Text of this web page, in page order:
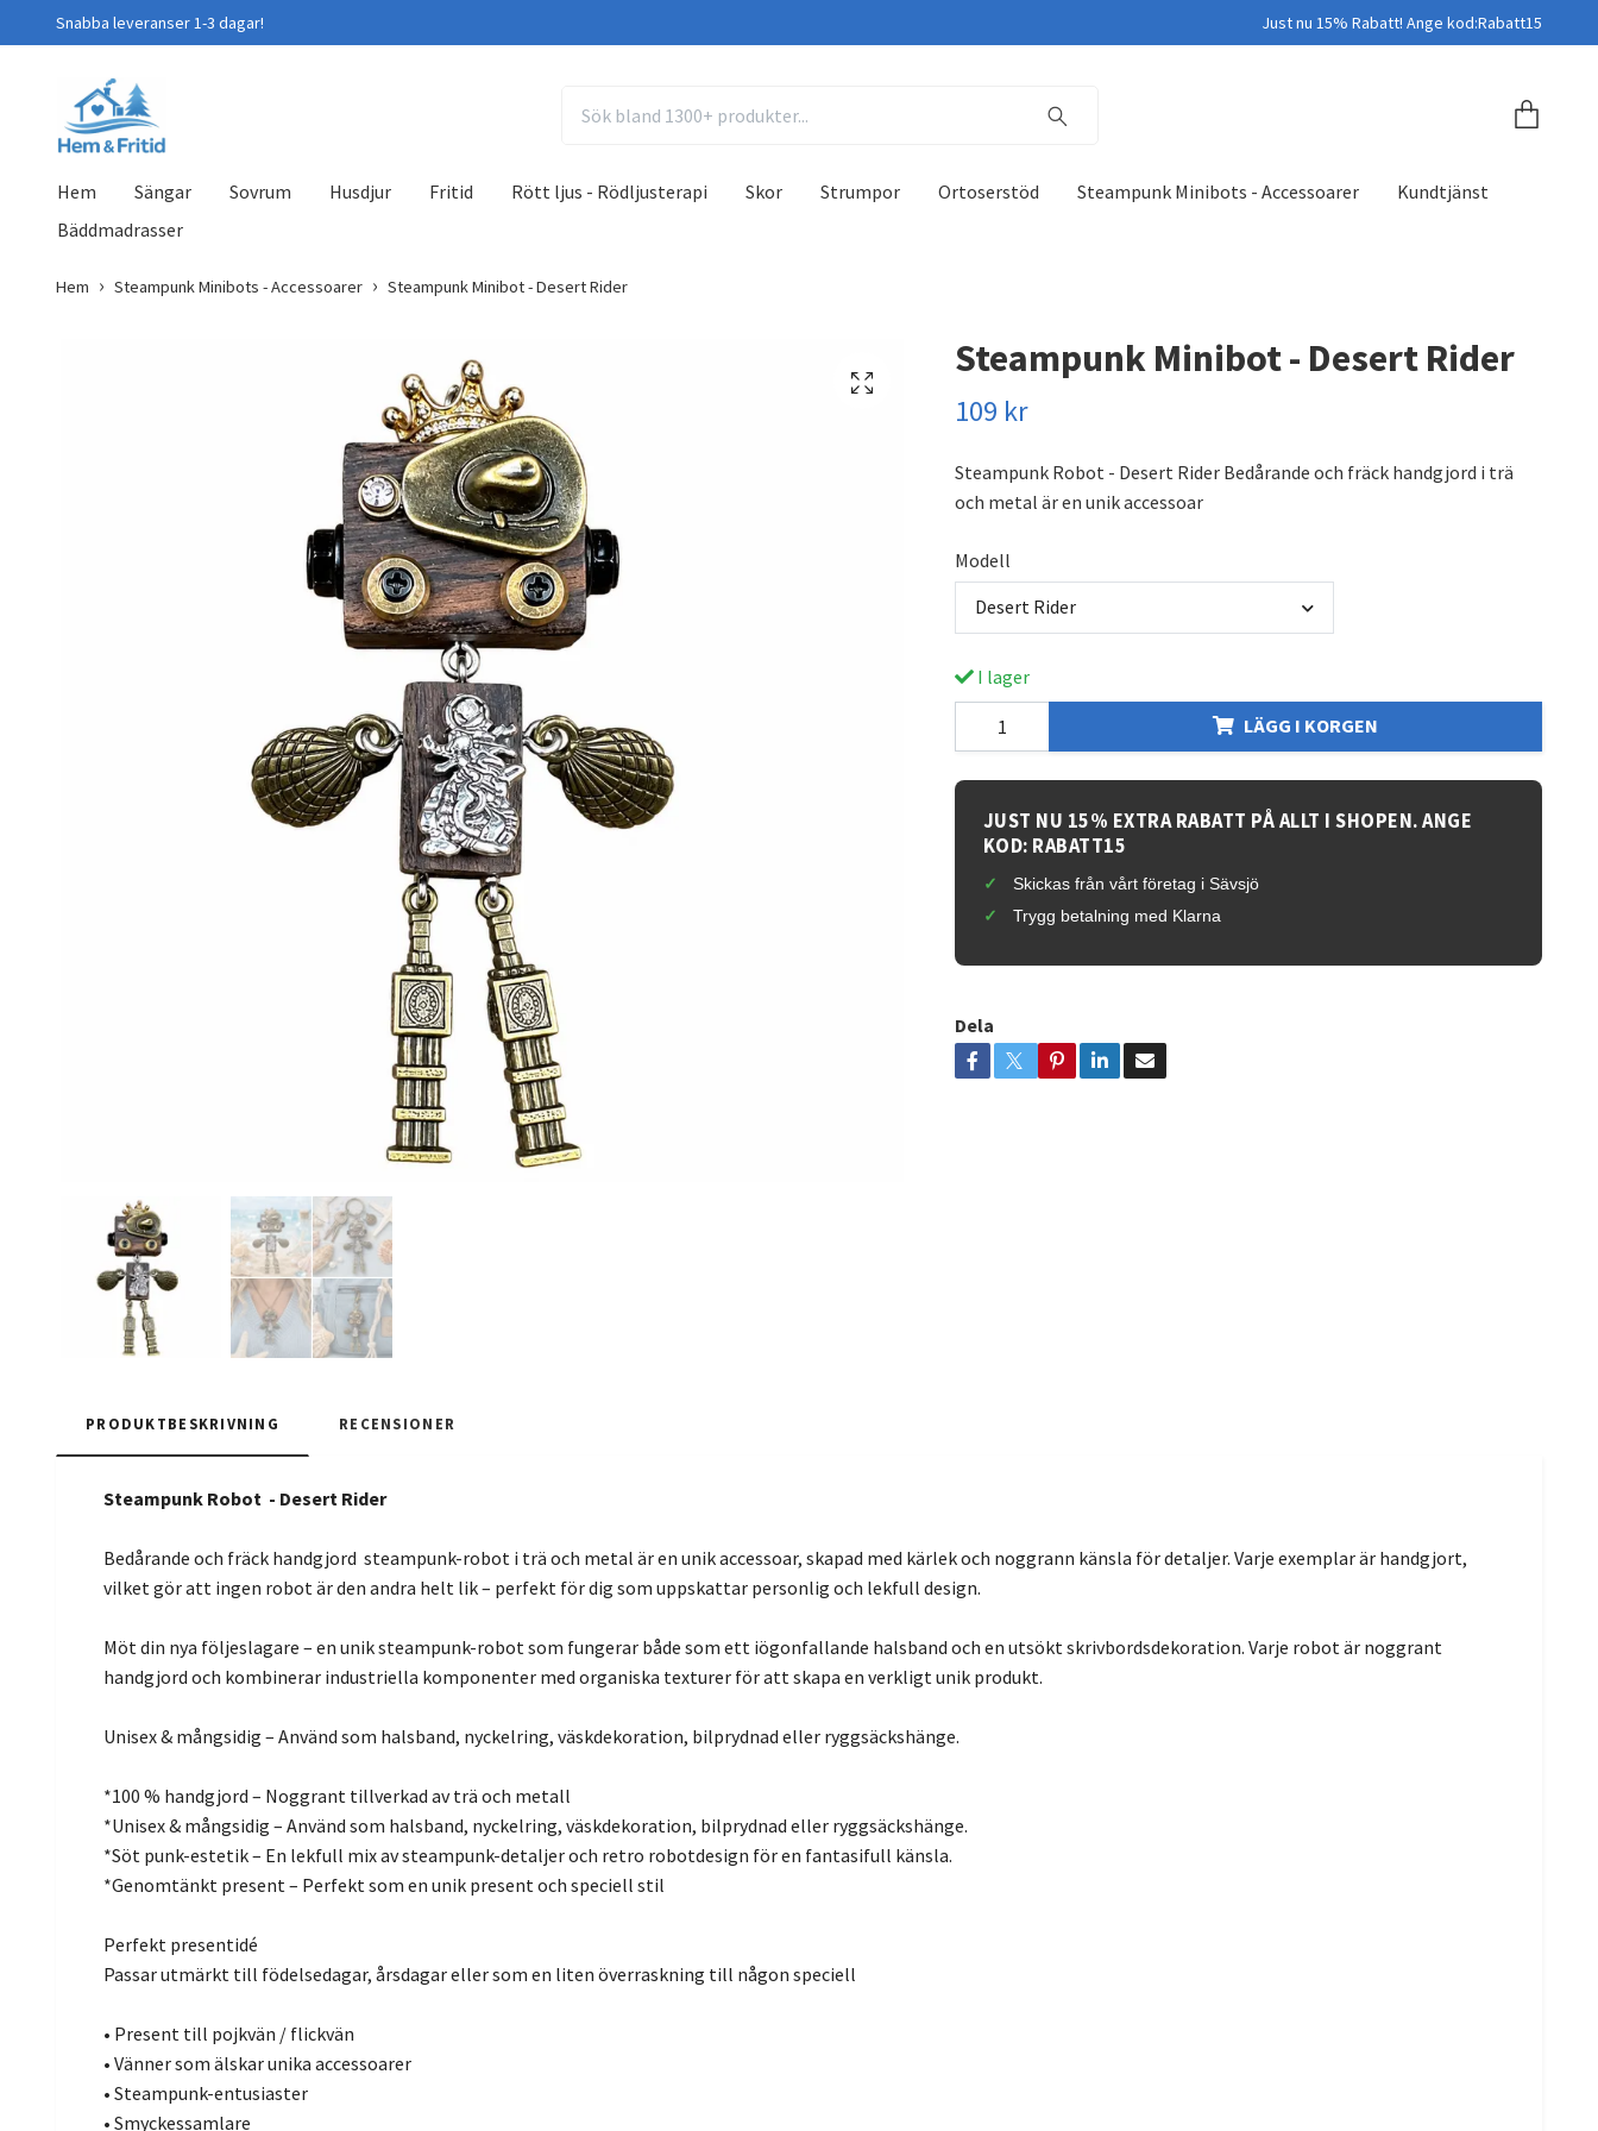
Snabba leveranser 1-3 dagar! Just nu 15% Rabatt! Ange kod:Rabatt15
Hem Sängar Sovrum Husdjur Fritid Rött ljus - Rödljusterapi Skor Strumpor Ortoserstöd Steampunk Minibots - Accessoarer
Kundtjänst
Bäddmadrasser
Hem Steampunk Minibots - Accessoarer Steampunk Minibot - Desert Rider
Steampunk Minibot - Desert Rider
109 kr
Steampunk Robot - Desert Rider Bedårande och fräck handgjord i trä
och metal är en unik accessoar
Modell
Desert Rider
I lager
LÄGG I KORGEN
JUST NU 15% EXTRA RABATT PÅ ALLT I SHOPEN. ANGE
KOD: RABATT15
Skickas från vårt företag i Sävsjö
Trygg betalning med Klarna
Dela
PRODUKTBESKRIVNING RECENSIONER
Steampunk Robot - Desert Rider
Bedårande och fräck handgjord steampunk-robot i trä och metal är en unik accessoar, skapad med kärlek och noggrann känsla för detaljer. Varje exemplar är handgjort,
vilket gör att ingen robot är den andra helt lik – perfekt för dig som uppskattar personlig och lekfull design.
Möt din nya följeslagare – en unik steampunk-robot som fungerar både som ett iögonfallande halsband och en utsökt skrivbordsdekoration. Varje robot är noggrant
handgjord och kombinerar industriella komponenter med organiska texturer för att skapa en verkligt unik produkt.
Unisex & mångsidig – Använd som halsband, nyckelring, väskdekoration, bilprydnad eller ryggsäckshänge.
*100 % handgjord – Noggrant tillverkad av trä och metall
*Unisex & mångsidig – Använd som halsband, nyckelring, väskdekoration, bilprydnad eller ryggsäckshänge.
*Söt punk-estetik – En lekfull mix av steampunk-detaljer och retro robotdesign för en fantasifull känsla.
*Genomtänkt present – Perfekt som en unik present och speciell stil
Perfekt presentidé
Passar utmärkt till födelsedagar, årsdagar eller som en liten överraskning till någon speciell
• Present till pojkvän / flickvän
• Vänner som älskar unika accessoarer
• Steampunk-entusiaster
• Smyckessamlare